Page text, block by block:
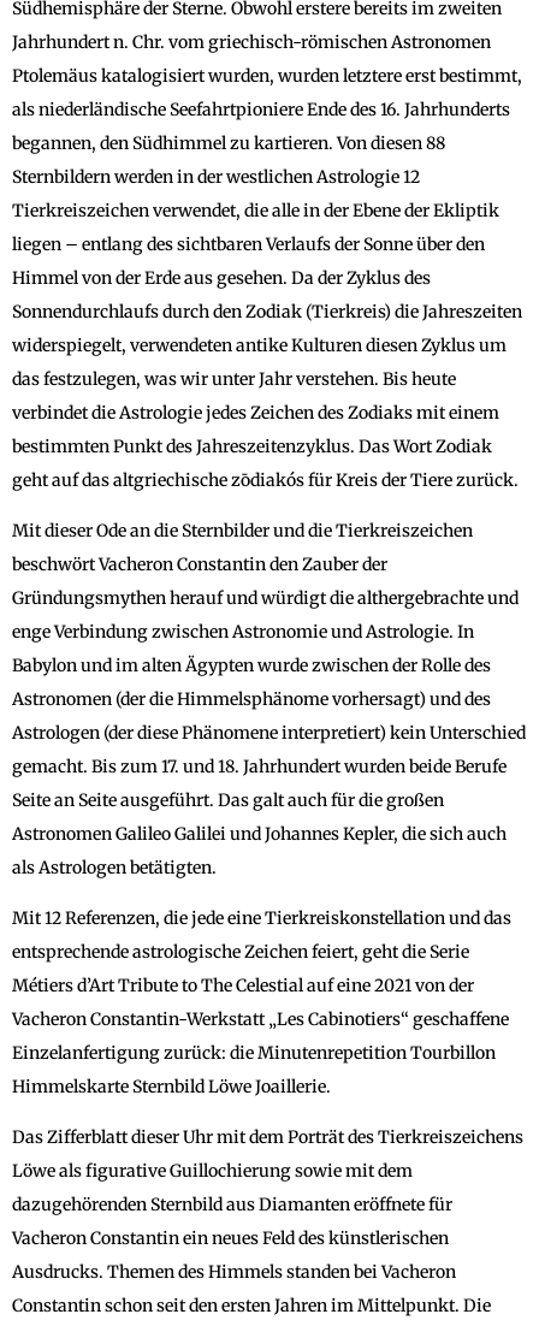
Südhemisphäre der Sterne. Obwohl erstere bereits im zweiten
Jahrhundert n. Chr. vom griechisch-römischen Astronomen
Ptolemäus katalogisiert wurden, wurden letztere erst bestimmt,
als niederländische Seefahrtpioniere Ende des 16. Jahrhunderts
begannen, den Südhimmel zu kartieren. Von diesen 88
Sternbildern werden in der westlichen Astrologie 12
Tierkreiszeichen verwendet, die alle in der Ebene der Ekliptik
liegen – entlang des sichtbaren Verlaufs der Sonne über den
Himmel von der Erde aus gesehen. Da der Zyklus des
Sonnendurchlaufs durch den Zodiak (Tierkreis) die Jahreszeiten
widerspiegelt, verwendeten antike Kulturen diesen Zyklus um
das festzulegen, was wir unter Jahr verstehen. Bis heute
verbindet die Astrologie jedes Zeichen des Zodiaks mit einem
bestimmten Punkt des Jahreszeitenzyklus. Das Wort Zodiak
geht auf das altgriechische zōdiakós für Kreis der Tiere zurück.
Mit dieser Ode an die Sternbilder und die Tierkreiszeichen
beschwört Vacheron Constantin den Zauber der
Gründungsmythen herauf und würdigt die althergebrachte und
enge Verbindung zwischen Astronomie und Astrologie. In
Babylon und im alten Ägypten wurde zwischen der Rolle des
Astronomen (der die Himmelsphänome vorhersagt) und des
Astrologen (der diese Phänomene interpretiert) kein Unterschied
gemacht. Bis zum 17. und 18. Jahrhundert wurden beide Berufe
Seite an Seite ausgeführt. Das galt auch für die großen
Astronomen Galileo Galilei und Johannes Kepler, die sich auch
als Astrologen betätigten.
Mit 12 Referenzen, die jede eine Tierkreiskonstellation und das
entsprechende astrologische Zeichen feiert, geht die Serie
Métiers d’Art Tribute to The Celestial auf eine 2021 von der
Vacheron Constantin-Werkstatt „Les Cabinotiers“ geschaffene
Einzelanfertigung zurück: die Minutenrepetition Tourbillon
Himmelskarte Sternbild Löwe Joaillerie.
Das Zifferblatt dieser Uhr mit dem Porträt des Tierkreiszeichens
Löwe als figurative Guillochierung sowie mit dem
dazugehörenden Sternbild aus Diamanten eröffnete für
Vacheron Constantin ein neues Feld des künstlerischen
Ausdrucks. Themen des Himmels standen bei Vacheron
Constantin schon seit den ersten Jahren im Mittelpunkt. Die